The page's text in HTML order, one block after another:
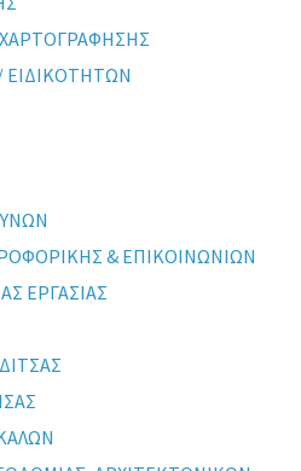
& ΕΠΙΚΟΙΝΩΝΙΩΝ
ΕΡΓΑΣΙΑΣ